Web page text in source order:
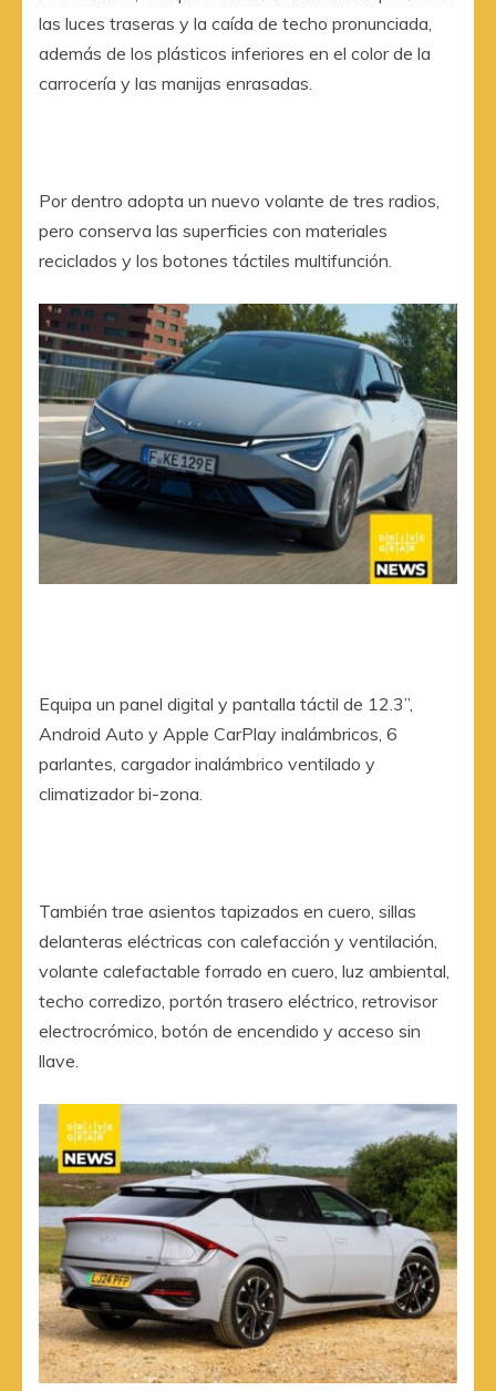
las luces traseras y la caída de techo pronunciada,
además de los plásticos inferiores en el color de la
carrocería y las manijas enrasadas.
Por dentro adopta un nuevo volante de tres radios,
pero conserva las superficies con materiales
reciclados y los botones táctiles multifunción.
Equipa un panel digital y pantalla táctil de 12.3”,
Android Auto y Apple CarPlay inalámbricos, 6
parlantes, cargador inalámbrico ventilado y
climatizador bi-zona.
También trae asientos tapizados en cuero, sillas
delanteras eléctricas con calefacción y ventilación,
volante calefactable forrado en cuero, luz ambiental,
techo corredizo, portón trasero eléctrico, retrovisor
electrocrómico, botón de encendido y acceso sin
llave.